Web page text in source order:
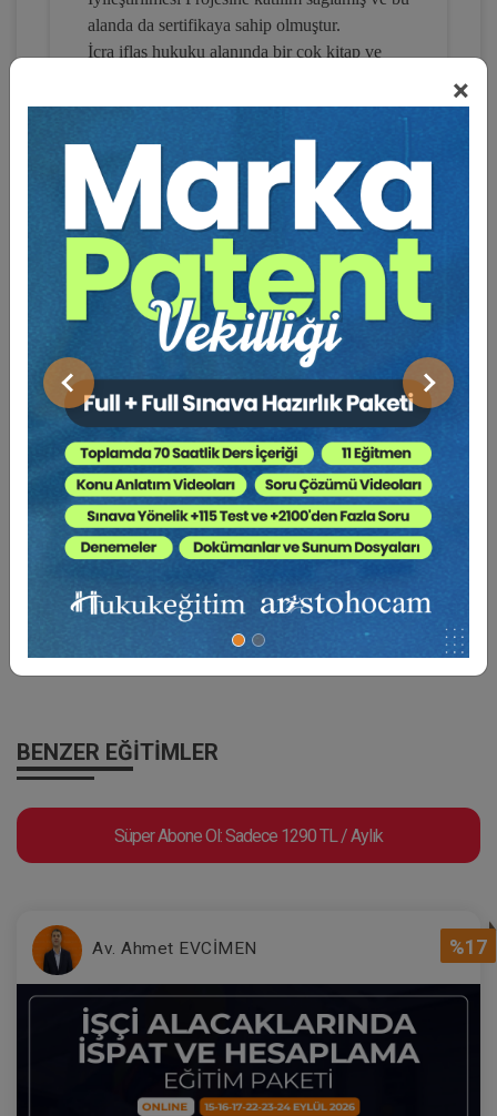
×
Önceki Sonraki
300 TL Sepete Ekle
Kiralananın İlamsız Takip Yoluyla
Tahliyesi Kapsamında İcra Takibi Video
300 TL Sepete Ekle
Atilla GÜNDOĞAN
Video Eğitimi
300 TL Sepete Ekle
Atilla GÜNDOĞAN
alanda da sertifikaya sahip olmuştur.
İcra iflas hukuku alanında bir çok kitap ve
,İcra Müdürü olarak görev yapmaktadır.
Satışı Uygulamaları ,Sıra cetveli ,Rehinin
Paraya Çevrilmesi Yoluyla Takip, Harç ve
Vergiler Konusunda bir çok seminer ve
söyleşide sunumlar yapan ve yazarımız
özellikle uygulamaya yönelik olarak teori
ile İcra iflas hukukunu ,pratik olarak
uygulama ile bütünleştirici sunumlar
gerçekleştirmektedir.
Sosyal Medya
BENZER EĞITIMLER
Süper Abone Ol: Sadece 1290 TL / Aylık
%17
Av. Ahmet EVCİMEN